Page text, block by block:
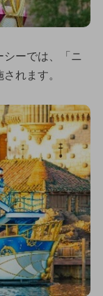
シーでは、「ニ
れます。